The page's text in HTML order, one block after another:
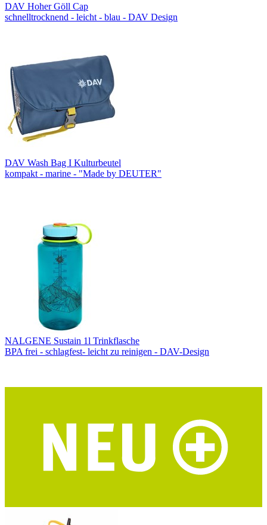
DAV Hoher Göll Cap
schnelltrocknend - leicht - blau - DAV Design
DAV Wash Bag I Kulturbeutel
kompakt - marine - "Made by DEUTER"
NALGENE Sustain 1l Trinkflasche
BPA frei - schlagfest- leicht zu reinigen - DAV-Design